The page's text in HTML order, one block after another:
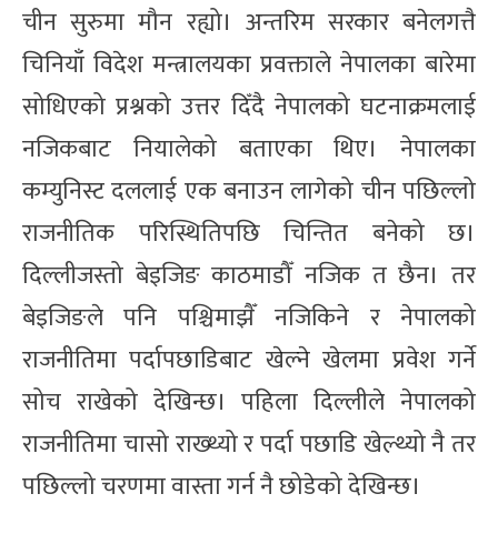
चीन सुरुमा मौन रह्यो। अन्तरिम सरकार बनेलगत्तै
चिनियाँ विदेश मन्त्रालयका प्रवक्ताले नेपालका बारेमा
सोधिएको प्रश्नको उत्तर दिँदै नेपालको घटनाक्रमलाई
नजिकबाट नियालेको बताएका थिए। नेपालका
कम्युनिस्ट दललाई एक बनाउन लागेको चीन पछिल्लो
राजनीतिक परिस्थितिपछि चिन्तित बनेको छ।
दिल्लीजस्तो बेइजिङ काठमाडौँ नजिक त छैन। तर
बेइजिङले पनि पश्चिमाझैँ नजिकिने र नेपालको
राजनीतिमा पर्दापछाडिबाट खेल्ने खेलमा प्रवेश गर्ने
सोच राखेको देखिन्छ। पहिला दिल्लीले नेपालको
राजनीतिमा चासो राख्थ्यो र पर्दा पछाडि खेल्थ्यो नै तर
पछिल्लो चरणमा वास्ता गर्न नै छोडेको देखिन्छ।